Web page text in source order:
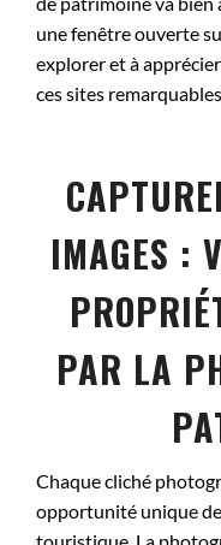
une fenêtre ouverte
explorer et à
ces sites remarquables.
IMAGES :
PAR LA
Chaque cliché
opportunité unique